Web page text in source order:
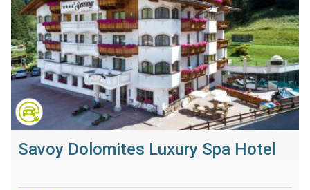
Savoy Dolomites Luxury Spa Hotel